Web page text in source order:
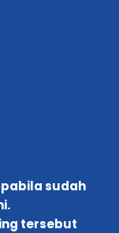
sudah
tersebut